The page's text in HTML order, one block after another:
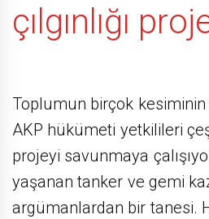
çılgınlığı
Toplumun birçok kesiminin
AKP hükümeti yetkilileri
projeyi savunmaya
yaşanan tanker ve gemi
argümanlardan bir tanesi.